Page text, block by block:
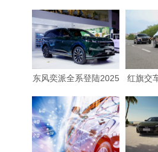
东风奕派全系登陆2025
成都车展，央
红旗交